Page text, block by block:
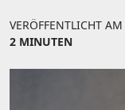
VERÖFFENTLICHT AM
2 MINUTEN